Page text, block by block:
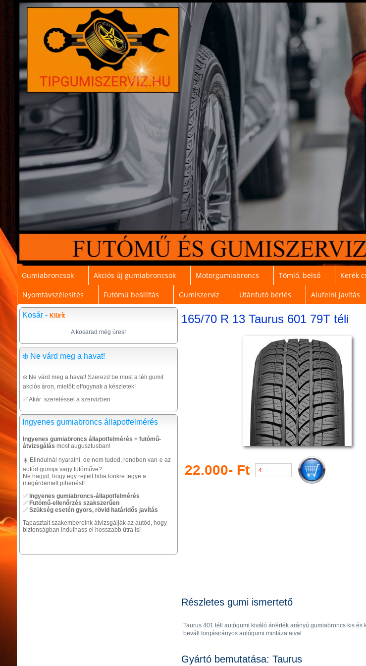
Gumiabroncsok Akciós új gumiabroncsok Motorgumiabroncs Tömlő, belső Kerék
Nyomtávszélesítés Futómű beállítás Gumiszervíz Utánfutó bérlés Alufelni javítás
Kosár - Kiürít
A kosarad még üres!
❄️ Ne várd meg a havat!
❄️ Ne várd meg a havat! Szerezd be most a téli gumit
akciós áron, mielőtt elfogynak a készletek!
✅ Akár szereléssel a szervizben
Ingyenes gumiabroncs állapotfelmérés
Ingyenes gumiabroncs állapotfelmérés + futómű-
átvizsgálás most augusztusban!
☀️ Elindulnál nyaralni, de nem tudod, rendben van-e az
autód gumija vagy futóműve?
Ne hagyd, hogy egy rejtett hiba tönkre tegye a
megérdemelt pihenést!
✅ Ingyenes gumiabroncs-állapotfelmérés
✅ Futómű-ellenőrzés szakszerűen
✅ Szükség esetén gyors, rövid határidős javítás
Tapasztalt szakembereink átvizsgálják az autód, hogy
biztonságban indulhass el hosszabb útra is!
165/70 R 13 Taurus 601 79T téli
22.000- Ft
Részletes gumi ismertető
Taurus 401 téli autógumi kiváló ár/érték arányú gumiabroncs kis
bevált forgásirányos autógumi mintázataival
Gyártó bemutatása: Taurus